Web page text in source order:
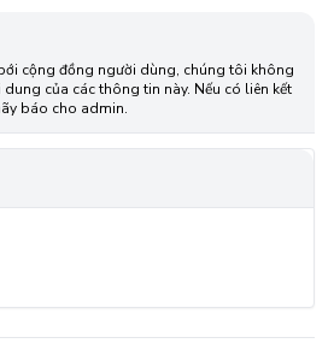
cộng đồng người dùng, chúng tôi không
của các thông tin này. Nếu có liên kết
báo cho admin.